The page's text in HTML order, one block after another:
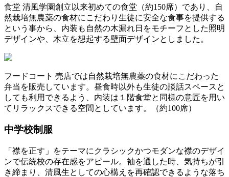
食堂 清風学園創立以来初めての食堂（約150席）であり、自
然栽培無農薬の食材にこだわり生徒に安全な食事を提供する
という事から、内装も自然の木漏れ日をモチーフとした照明
デザインや、木立を想起する壁面デザインとしました。
フードコート 売店では自然栽培無農薬の食材にこだわった
弁当を販売しています。昼食時以外も生徒の談話スペースと
しても利用できるよう、内装は１階食堂と同様の意匠を用い
てリラックスできる空間としています。（約100席）
中学校制服
「襟を正す」をテーマにクラシックかつモダンな襟のデザイ
ンで伝統校の存在感をアピール。袖を通した時、気持ちが引
き締まり、清風生としての心構えを再確認できるような落ち